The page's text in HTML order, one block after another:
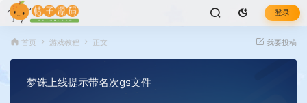
登录
首页 游戏教程 正文 我要投稿
梦诛上线提示带名次gs文件